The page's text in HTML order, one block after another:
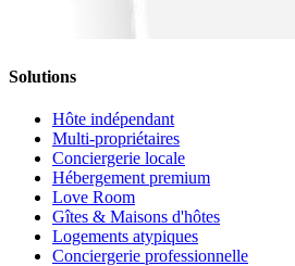
Solutions
Hôte indépendant
Multi-propriétaires
Conciergerie locale
Hébergement premium
Love Room
Gîtes & Maisons d'hôtes
Logements atypiques
Conciergerie professionnelle